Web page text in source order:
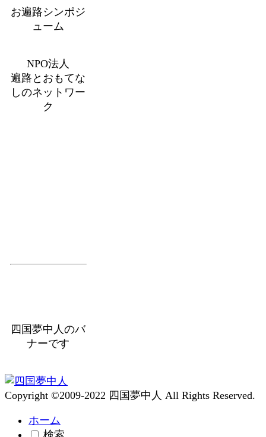
お遍路シンポジ
ューム
NPO法人
遍路とおもてな
しのネットワー
ク
四国夢中人のバ
ナーです
Copyright ©2009-2022 四国夢中人 All Rights Reserved.
ホーム